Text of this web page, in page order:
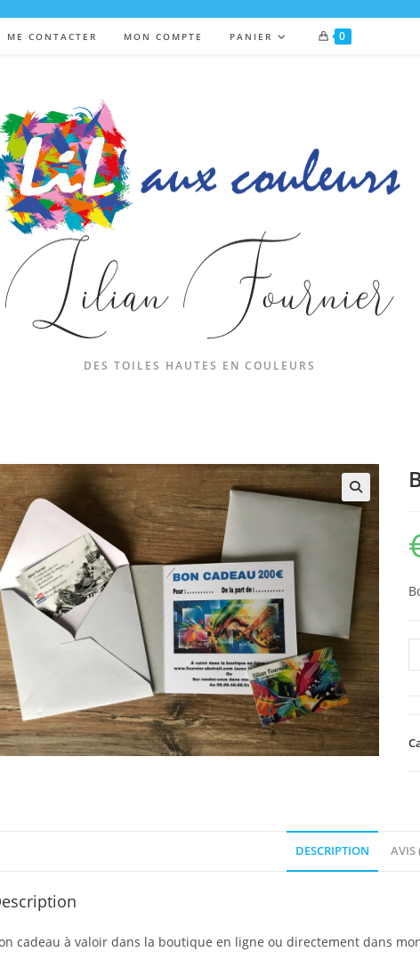
ME CONTACTER MON COMPTE PANIER 0
DES TOILES HAUTES EN COULEURS
DESCRIPTION AVIS
cadeau à valoir dans la boutique en ligne ou directement dans